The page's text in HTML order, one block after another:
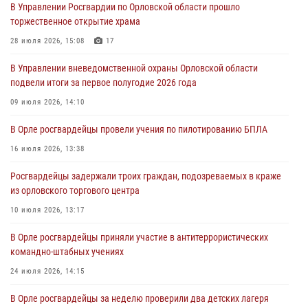
Жительница Мценска сдала в Росгвардию незарегистрированное
ружьё
Сотрудники Росгвардии пресекли дебош в орловском кафе
30 июля 2026, 14:27
Росгвардейцы проверили антитеррористическую защищённость
детских лагерей «Мечта» и «Лесной»
В Управлении Росгвардии по Орловской области прошло
торжественное открытие храма
28 июля 2026, 15:08 17
В Управлении вневедомственной охраны Орловской области
подвели итоги за первое полугодие 2026 года
09 июля 2026, 14:10
В Орле росгвардейцы провели учения по пилотированию БПЛА
16 июля 2026, 13:38
Росгвардейцы задержали троих граждан, подозреваемых в краже
из орловского торгового центра
10 июля 2026, 13:17
В Орле росгвардейцы приняли участие в антитеррористических
командно-штабных учениях
24 июля 2026, 14:15
В Орле росгвардейцы за неделю проверили два детских лагеря